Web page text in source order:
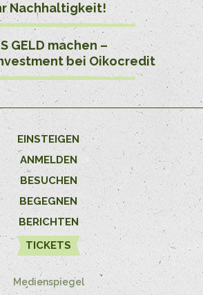
Nachhaltigkeit!
GELD machen –
bei Oikocredit
EINSTEIGEN
ANMELDEN
BESUCHEN
BEGEGNEN
BERICHTEN
TICKETS
Medienspiegel